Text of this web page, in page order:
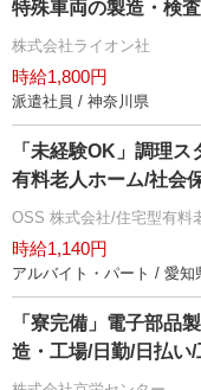
特殊車両の製造・検
株式会社ライオン社
時給1,800円
派遣社員 / 神奈川県
「未経験OK」調理
有料老人ホーム/社会
OSS 株式会社/住宅型有料
時給1,140円
アルバイト・パート / 愛知
「寮完備」電子部品
造・工場/日勤/日払い